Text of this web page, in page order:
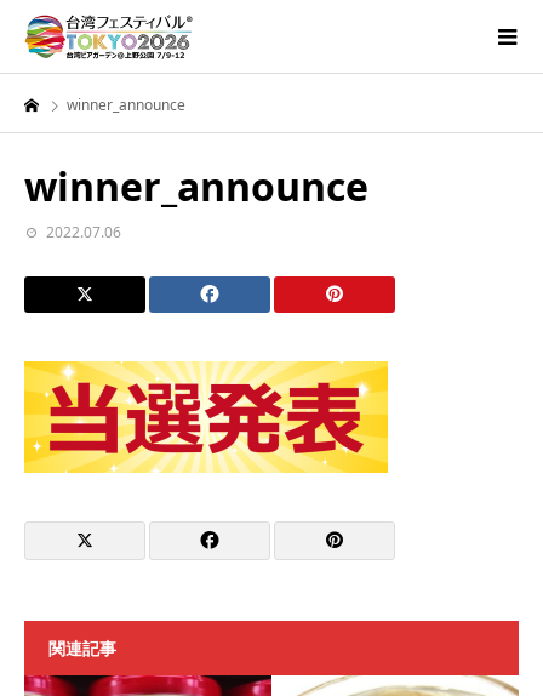
winner_announce
winner_announce
2022.07.06
関連記事